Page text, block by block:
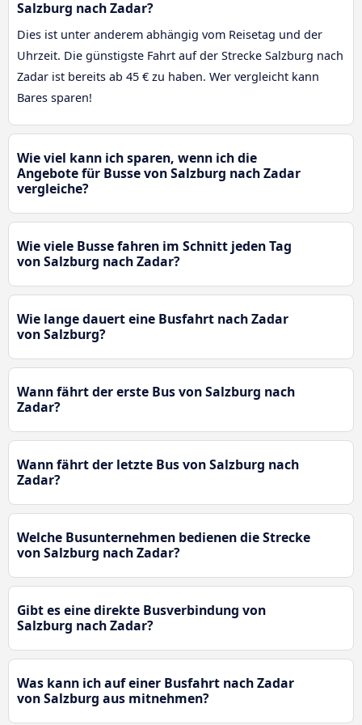
Salzburg nach Zadar?
Dies ist unter anderem abhängig vom Reisetag und der
Uhrzeit. Die günstigste Fahrt auf der Strecke Salzburg nach
Zadar ist bereits ab 45 € zu haben. Wer vergleicht kann
Bares sparen!
Wie viel kann ich sparen, wenn ich die
Angebote für Busse von Salzburg nach Zadar
vergleiche?
Wie viele Busse fahren im Schnitt jeden Tag
von Salzburg nach Zadar?
Wie lange dauert eine Busfahrt nach Zadar
von Salzburg?
Wann fährt der erste Bus von Salzburg nach
Zadar?
Wann fährt der letzte Bus von Salzburg nach
Zadar?
Welche Busunternehmen bedienen die Strecke
von Salzburg nach Zadar?
Gibt es eine direkte Busverbindung von
Salzburg nach Zadar?
Was kann ich auf einer Busfahrt nach Zadar
von Salzburg aus mitnehmen?